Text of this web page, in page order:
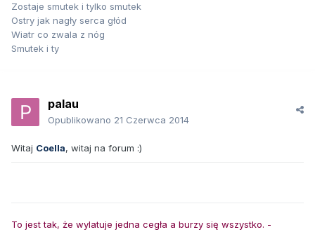
Zostaje smutek i tylko smutek
Ostry jak nagły serca głód
Wiatr co zwala z nóg
Smutek i ty
palau
Opublikowano 21 Czerwca 2014
Witaj Coella, witaj na forum :)
To jest tak, że wylatuje jedna cegła a burzy się wszystko. -